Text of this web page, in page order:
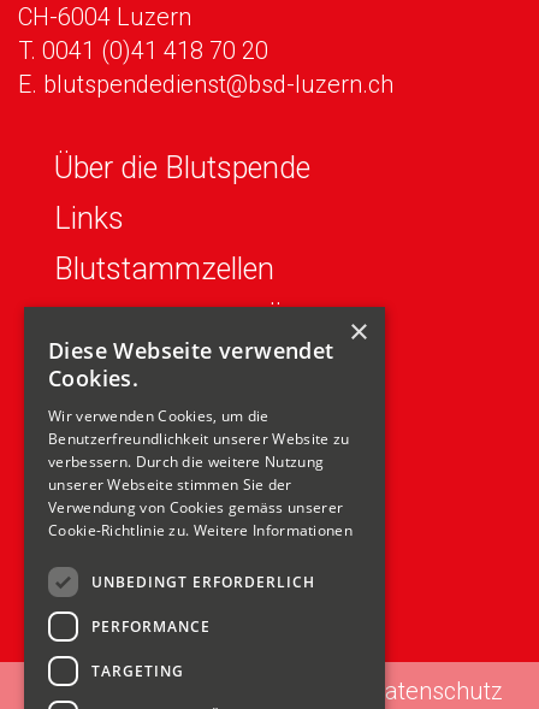
CH-6004 Luzern
T. 0041 (0)41 418 70 20
E. blutspendedienst@bsd-luzern.ch
Über die Blutspende
Links
Blutstammzellen
Über uns
Jobs
Kampagne B-CH
Blutbestellungen
Datenschutz
×
Diese Webseite verwendet
Cookies.
Wir verwenden Cookies, um die
Benutzerfreundlichkeit unserer Website zu
verbessern. Durch die weitere Nutzung
unserer Webseite stimmen Sie der
Verwendung von Cookies gemäss unserer
Cookie-Richtlinie zu. Weitere Informationen
UNBEDINGT ERFORDERLICH
PERFORMANCE
TARGETING